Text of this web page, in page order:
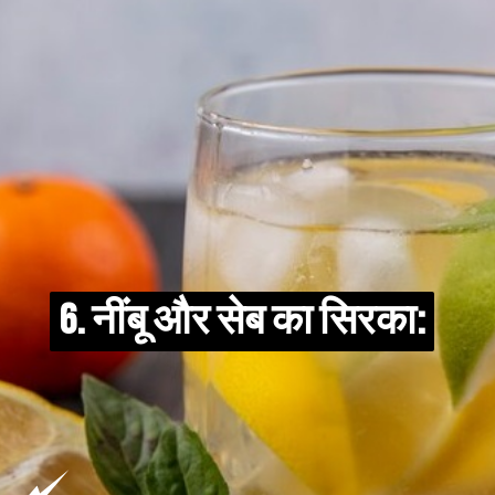
6. नींबू और सेब का सिरका:
6. नींबू और सेब का सिरका: